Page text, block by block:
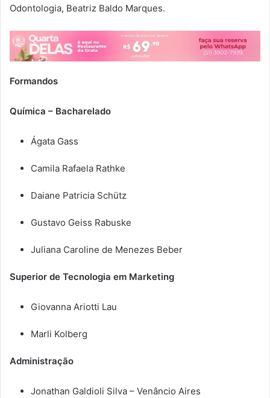
Odontologia, Beatriz Baldo Marques.
Formandos
Química – Bacharelado
Ágata Gass
Camila Rafaela Rathke
Daiane Patricia Schütz
Gustavo Geiss Rabuske
Juliana Caroline de Menezes Beber
Superior de Tecnologia em Marketing
Giovanna Ariotti Lau
Marli Kolberg
Administração
Jonathan Galdioli Silva – Venâncio Aires